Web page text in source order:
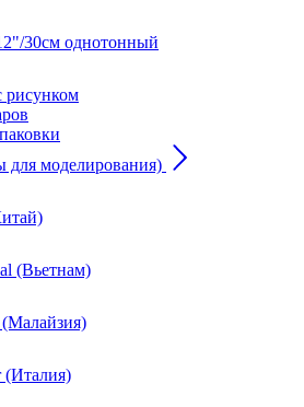
30см однотонный
моделирования)
(Вьетнам)
(Малайзия)
(Италия)